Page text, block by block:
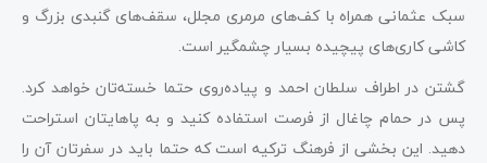
سبک عثمانی همراه با کف‌های مرمری مجلل، سقف‌های گنبدی بزرگ و
کاشی کاری‌های پیچیده بسیار چشمگیر است.
گشتن در اطراف سلطان احمد و پیاده‌روی حتما خسته‌تان خواهد کرد.
پس در حمام چاغال از فرصت استفاده کنید و به پاهایتان استراحت
دهید. این بخشی از فرهنگ ترکیه است که حتما باید در سفرتان آن را